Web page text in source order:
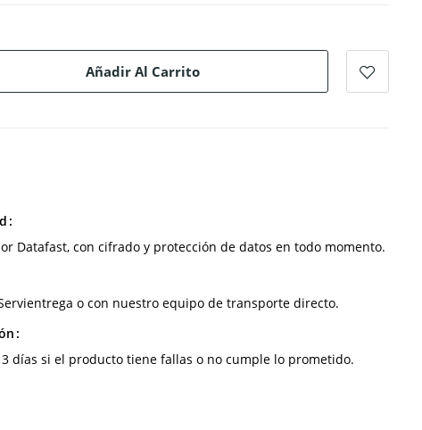
Añadir Al Carrito
Datafast, con cifrado y protección de datos en todo momento.
o con nuestro equipo de transporte directo.
días si el producto tiene fallas o no cumple lo prometido.